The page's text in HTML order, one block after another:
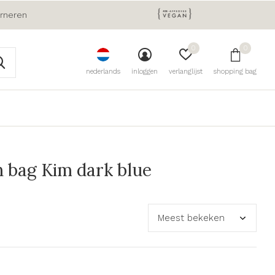
nederlands inloggen verlanglijst
0
shopping bag
0
Kim dark blue